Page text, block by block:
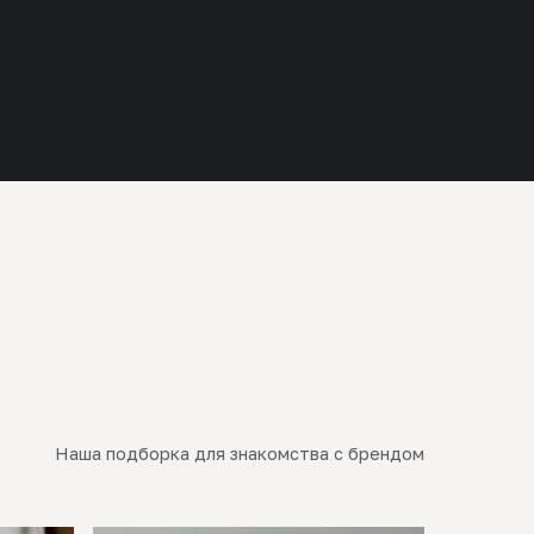
Наша подборка для знакомства с брендом